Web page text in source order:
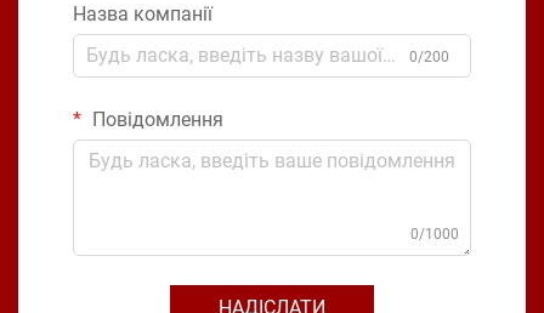
Назва компанії
0/200
Повідомлення
0/1000
НАДІСЛАТИ